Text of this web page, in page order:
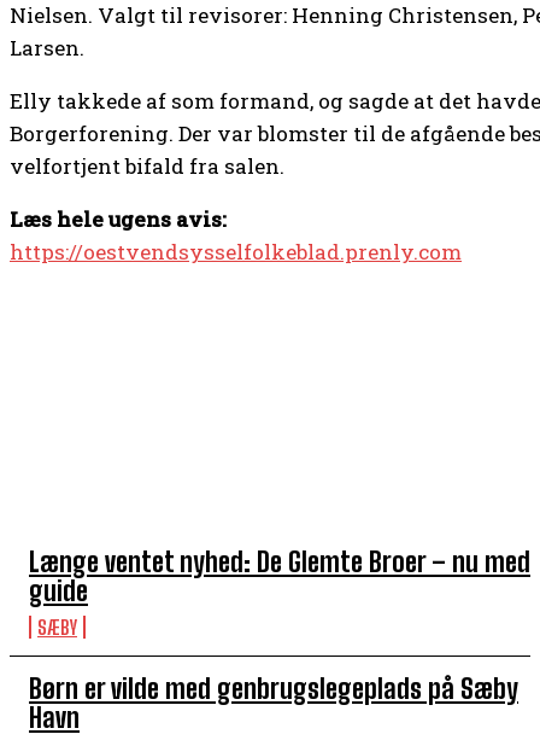
Længe ventet nyhed: De Glemte Broer – nu med
guide
SÆBY
Børn er vilde med genbrugslegeplads på Sæby
Havn
Nielsen. Valgt til revisorer: Henning Christensen,
Larsen.
Elly takkede af som formand, og sagde at det
Borgerforening. Der var blomster til de afgående
velfortjent bifald fra salen.
Læs hele ugens avis:
https://oestvendsysselfolkeblad.prenly.com